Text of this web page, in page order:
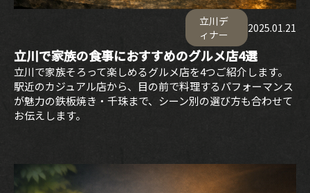
立川デ
ィナー
2025.01.21
立川で家族の食事におすすめのグルメ店4選
立川で家族そろって楽しめるグルメ店を4つご紹介します。
駅近のカジュアル店から、目の前で料理するパフォーマンス
が魅力の鉄板焼き・千珠まで、シーン別の選び方も合わせて
お伝えします。